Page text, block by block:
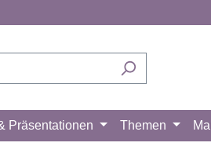
Präsentationen Themen